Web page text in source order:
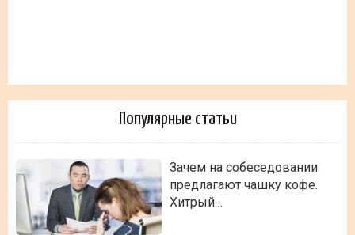
Популярные статьи
Зачем на собеседовании
предлагают чашку кофе.
Хитрый…